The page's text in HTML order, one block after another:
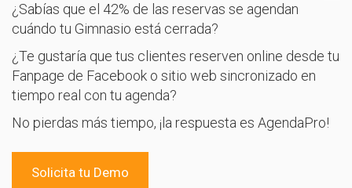
¿Sabías que el 42% de las reservas se agendan
cuándo tu Gimnasio está cerrada?
¿Te gustaría que tus clientes reserven online desde tu
Fanpage de Facebook o sitio web sincronizado en
tiempo real con tu agenda?
No pierdas más tiempo, ¡la respuesta es AgendaPro!
Solicita tu Demo